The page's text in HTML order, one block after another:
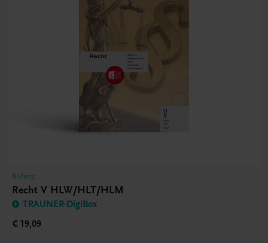
Bildung
Recht V HLW/HLT/HLM
TRAUNER-DigiBox
€ 19,09